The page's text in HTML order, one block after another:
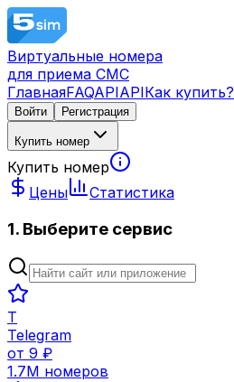
Виртуальные номера
для приема СМС
ГлавнаяFAQAPIAPIКак купить?
Войти Регистрация
Купить номер
Купить номер
Цены
Статистика
1. Выберите сервис
T
Telegram
от 9 ₽
1.7M номеров